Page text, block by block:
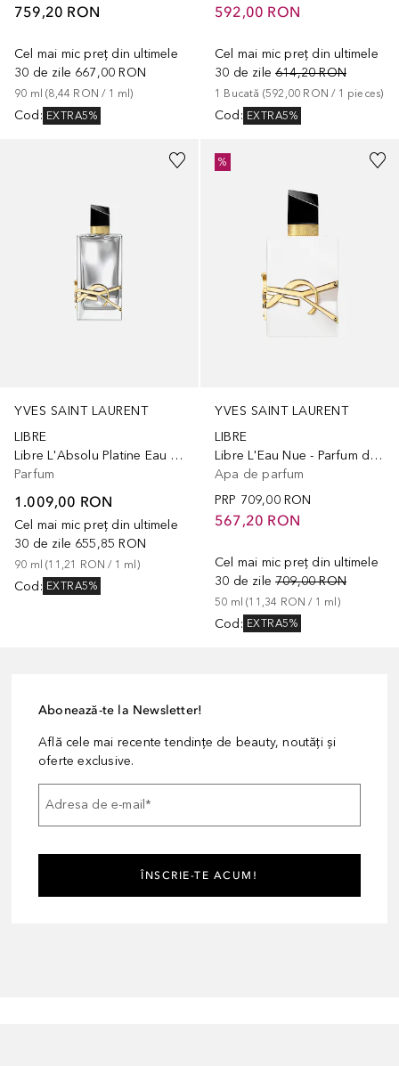
759,20 RON
Cel mai mic preț din ultimele
30 de zile 667,00 RON
90 ml (8,44 RON / 1 ml)
Cod : EXTRA5%
592,00 RON
Cel mai mic preț din ultimele
30 de zile 614,20 RON
1 Bucată (592,00 RON / 1 pieces)
Cod : EXTRA5%
YVES SAINT LAURENT
LIBRE
Libre L'Absolu Platine Eau de
Parfum
1.009,00 RON
Cel mai mic preț din ultimele
30 de zile 655,85 RON
90 ml (11,21 RON / 1 ml)
Cod : EXTRA5%
YVES SAINT LAURENT
LIBRE
Libre L'Eau Nue - Parfum de Peau
Apa de parfum
PRP 709,00 RON
567,20 RON
Cel mai mic preț din ultimele
30 de zile 709,00 RON
50 ml (11,34 RON / 1 ml)
Cod : EXTRA5%
%
Abonează-te la Newsletter!
Află cele mai recente tendințe de beauty, noutăți și
oferte exclusive.
Adresa de e-mail *
ÎNSCRIE-TE ACUM!